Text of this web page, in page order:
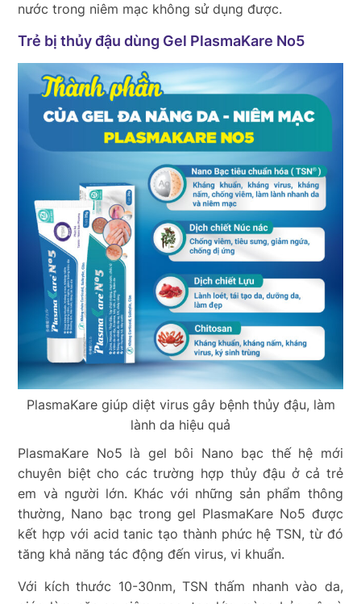
nước trong niêm mạc không sử dụng được.
Trẻ bị thủy đậu dùng Gel PlasmaKare No5
PlasmaKare giúp diệt virus gây bệnh thủy đậu, làm
lành da hiệu quả
PlasmaKare No5 là gel bôi Nano bạc thế hệ mới
chuyên biệt cho các trường hợp thủy đậu ở cả trẻ
em và người lớn. Khác với những sản phẩm thông
thường, Nano bạc trong gel PlasmaKare No5 được
kết hợp với acid tanic tạo thành phức hệ TSN, từ đó
tăng khả năng tác động đến virus, vi khuẩn.
Với kích thước 10-30nm, TSN thấm nhanh vào da,